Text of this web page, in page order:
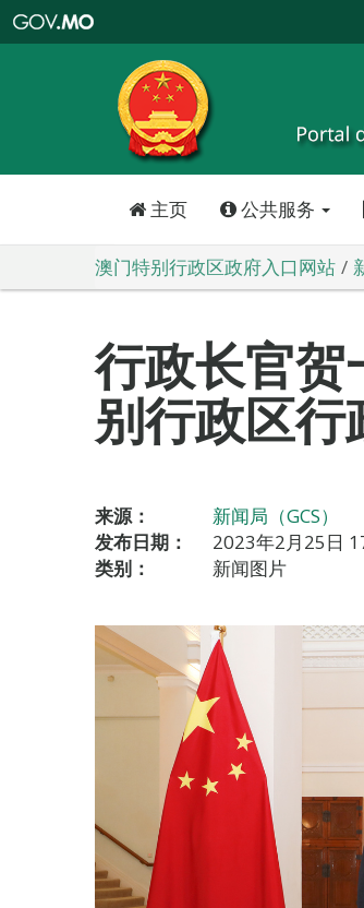
特
政
区
政
口
主页 公共服务
澳门特别行政区政府入口网站
行政长官
别行政区
来源：
新闻局（GCS）
发布日期：
2023年2月25日
类别：
新闻图片